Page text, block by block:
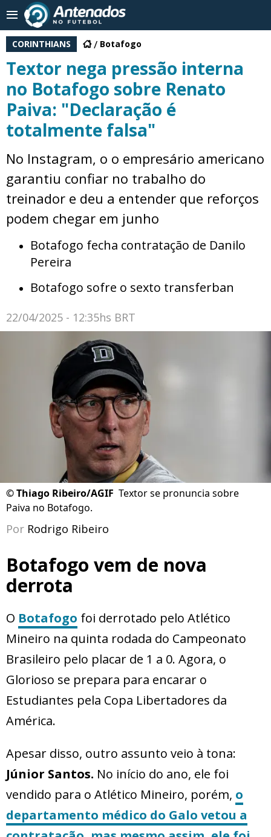
CORINTHIANS Botafogo
Textor nega pressão interna
no Botafogo sobre Renato
Paiva: "Declaração é
totalmente falsa"
No Instagram, o o empresário americano
garantiu confiar no trabalho do
treinador e deu a entender que reforços
podem chegar em junho
Botafogo fecha contratação de Danilo
Pereira
Botafogo sofre o sexto transferban
22/04/2025 - 12:35hs BRT
©Thiago Ribeiro/AGIF Textor se pronuncia sobre
Paiva no Botafogo.
Por Rodrigo Ribeiro
Botafogo vem de nova
derrota
O Botafogo foi derrotado pelo Atlético
Mineiro na quinta rodada do Campeonato
Brasileiro pelo placar de 1 a 0. Agora, o
Glorioso se prepara para encarar o
Estudiantes pela Copa Libertadores da
América.
Apesar disso, outro assunto veio à tona:
Júnior Santos. No início do ano, ele foi
vendido para o Atlético Mineiro, porém, o
departamento médico do Galo vetou a